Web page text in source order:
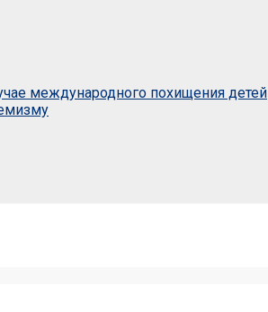
международного похищения детей